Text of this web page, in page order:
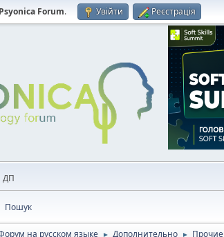
Psyonica Forum. Увійти Реєстрація
ДП
Пошук
на русском языке ► Дополнительно ► Прочие